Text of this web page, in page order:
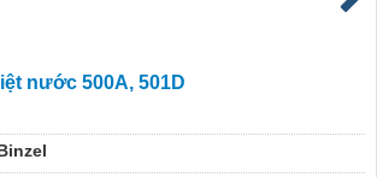
nước 500A, 501D